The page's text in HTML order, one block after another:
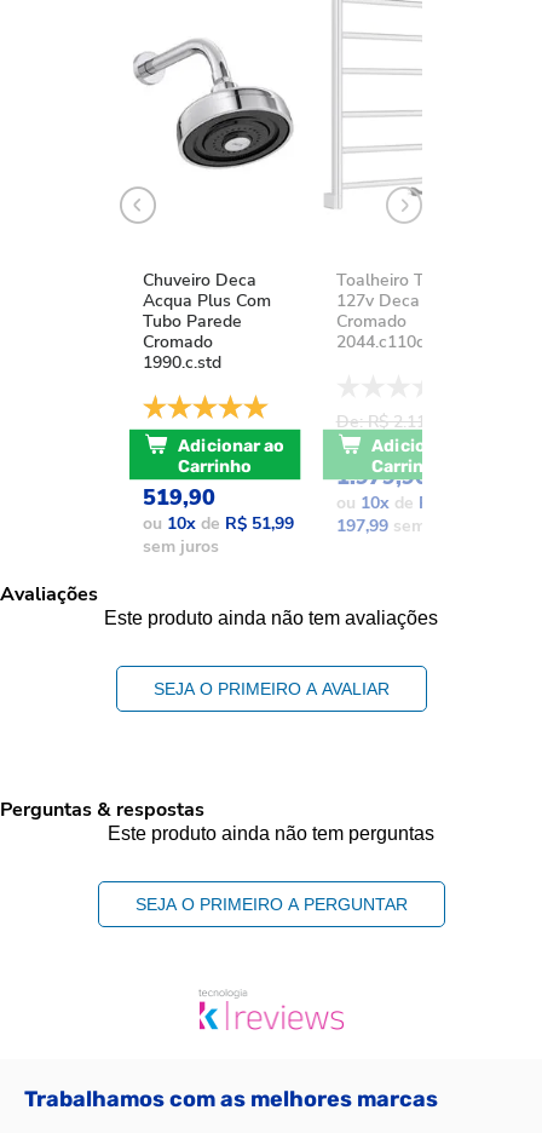
Chuveiro Deca
Acqua Plus Com
Tubo Parede
Cromado
1990.c.std
De: R$ 741,17
POR: R$
519,90
ou 10xde R$ 51,99
sem juros
Adicionar ao
Carrinho
Toalheiro Térmico
127v Deca You
Cromado
2044.c110d.aqc
De: R$ 2.111,37
POR: R$
1.979,90
ou 10xde R$
197,99sem juros
Adicionar ao
Carrinho
Avaliações
Este produto ainda não tem avaliações
SEJA O PRIMEIRO A AVALIAR
Perguntas & respostas
Este produto ainda não tem perguntas
SEJA O PRIMEIRO A PERGUNTAR
Trabalhamos com as melhores marcas